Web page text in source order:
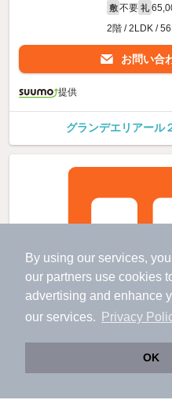
By using our services,
our partners use cookies
advertising and enhance
our services.
Privacy
OK
アプリに切り替えて、
会員登録なしですぐ使え
敷 不要 礼
2階 / 2LDK /
お問い合
提供
グランデエリアール